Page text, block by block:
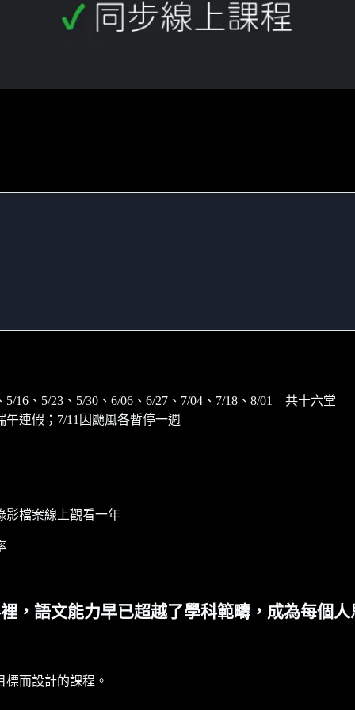
16、5/23、5/30、6/06、6/27、7/04、7/18、8/01 共十六堂
連假；7/11因颱風各暫停一週
影檔案線上觀看一年
，語文能力早已超越了學科範疇，成為每個
而設計的課程。